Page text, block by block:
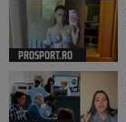
PROSPORT.RO